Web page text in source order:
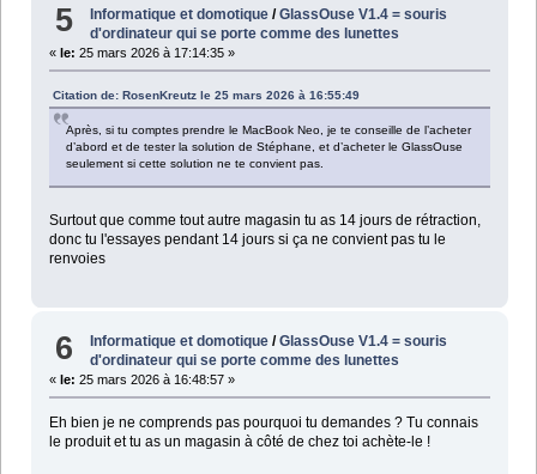
5 Informatique et domotique /GlassOuse V1.4 = souris
d'ordinateur qui se porte comme des lunettes
« le: 25 mars 2026 à 17:14:35 »
Citation de: RosenKreutz le 25 mars 2026 à 16:55:49
Après, si tu comptes prendre le MacBook Neo, je te conseille de l’acheter
d’abord et de tester la solution de Stéphane, et d’acheter le GlassOuse
seulement si cette solution ne te convient pas.
Surtout que comme tout autre magasin tu as 14 jours de rétraction,
donc tu l'essayes pendant 14 jours si ça ne convient pas tu le
renvoies
6 Informatique et domotique /GlassOuse V1.4 = souris
d'ordinateur qui se porte comme des lunettes
« le: 25 mars 2026 à 16:48:57 »
Eh bien je ne comprends pas pourquoi tu demandes ? Tu connais
le produit et tu as un magasin à côté de chez toi achète-le !